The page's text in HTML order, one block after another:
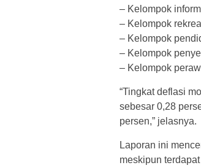
– Kelompok
– Kelompok
– Kelompok
– Kelompok
– Kelompok
“Tingkat deflasi
sebesar 0,28
persen,” jelasnya.
Laporan ini
meskipun